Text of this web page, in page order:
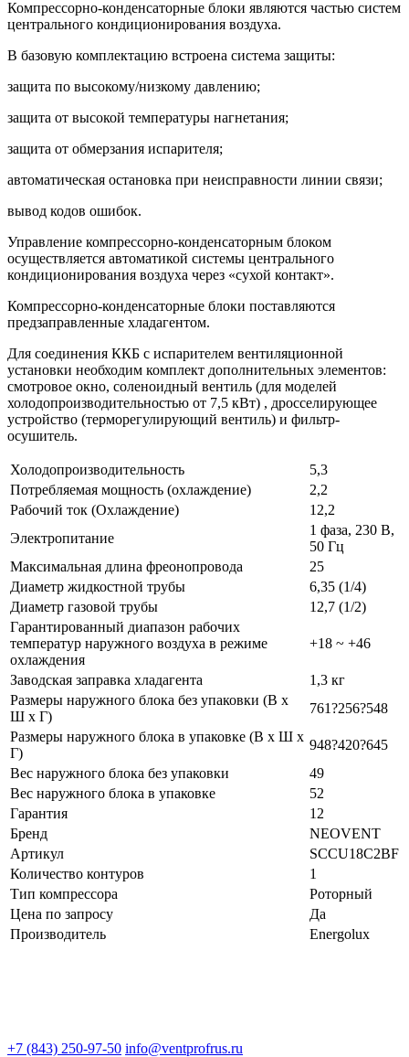
Компрессорно-конденсаторные блоки являются частью систем
центрального кондиционирования воздуха.
В базовую комплектацию встроена система защиты:
защита по высокому/низкому давлению;
защита от высокой температуры нагнетания;
защита от обмерзания испарителя;
автоматическая остановка при неисправности линии связи;
вывод кодов ошибок.
Управление компрессорно-конденсаторным блоком
осуществляется автоматикой системы центрального
кондиционирования воздуха через «сухой контакт».
Компрессорно-конденсаторные блоки поставляются
предзаправленные хладагентом.
Для соединения ККБ с испарителем вентиляционной
установки необходим комплект дополнительных элементов:
смотровое окно, соленоидный вентиль (для моделей
холодопроизводительностью от 7,5 кВт) , дросселирующее
устройство (терморегулирующий вентиль) и фильтр-
осушитель.
Холодопроизводительность
5,3
Потребляемая мощность (охлаждение)
2,2
Рабочий ток (Охлаждение)
12,2
Электропитание
1 фаза, 230 В,
50 Гц
Максимальная длина фреонопровода
25
Диаметр жидкостной трубы
6,35 (1/4)
Диаметр газовой трубы
12,7 (1/2)
Гарантированный диапазон рабочих
температур наружного воздуха в режиме
охлаждения
+18 ~ +46
Заводская заправка хладагента
1,3 кг
Размеры наружного блока без упаковки (В х
Ш х Г)
761?256?548
Размеры наружного блока в упаковке (В х Ш х
Г)
948?420?645
Вес наружного блока без упаковки
49
Вес наружного блока в упаковке
52
Гарантия
12
Бренд
NEOVENT
Артикул
SCCU18C2BF
Количество контуров
1
Тип компрессора
Роторный
Цена по запросу
Да
Производитель
Energolux
+7 (843) 250-97-50 info@ventprofrus.ru